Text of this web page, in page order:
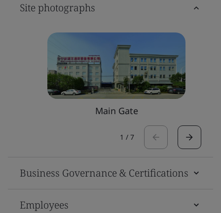
Site photographs
Main Gate
1 / 7
Business Governance & Certifications
Employees